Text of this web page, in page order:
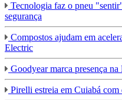
Tecnologia faz o pneu
segurança
Compostos ajudam em
Electric
Goodyear marca presença na
Pirelli estreia em Cuiabá